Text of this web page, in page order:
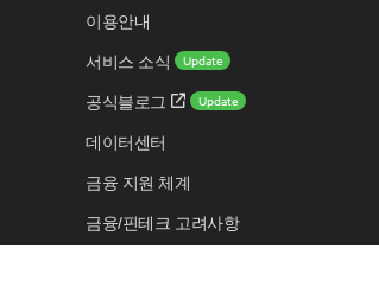
이용안내
서비스 소식 Update
공식블로그 Update
데이터센터
금융 지원 체계
금융/핀테크 고려사항